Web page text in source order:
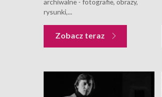
archiwalne - fotografie, obrazy,
rysunki,...
Zobacz teraz